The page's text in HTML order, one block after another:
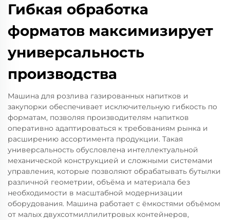
Гибкая обработка
форматов максимизирует
универсальность
производства
Машина для розлива газированных напитков и
закупорки обеспечивает исключительную гибкость по
форматам, позволяя производителям напитков
оперативно адаптироваться к требованиям рынка и
расширению ассортимента продукции. Такая
универсальность обусловлена интеллектуальной
механической конструкцией и сложными системами
управления, которые позволяют обрабатывать бутылки
различной геометрии, объёма и материала без
необходимости в масштабной модернизации
оборудования. Машина работает с ёмкостями объёмом
от малых двухсотмиллилитровых контейнеров,